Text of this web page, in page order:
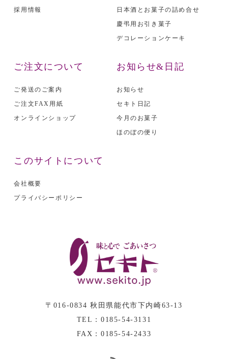
採用情報
日本酒とお菓子の詰め合せ
慶弔用お引き菓子
デコレーションケーキ
ご注文について
ご発送のご案内
ご注文FAX用紙
オンラインショップ
お知らせ&日記
お知らせ
セキト日記
今月のお菓子
ほのぼの便り
このサイトについて
会社概要
プライバシーポリシー
〒016-0834 秋田県能代市下内崎63-13
TEL：0185-54-3131
FAX：0185-54-2433